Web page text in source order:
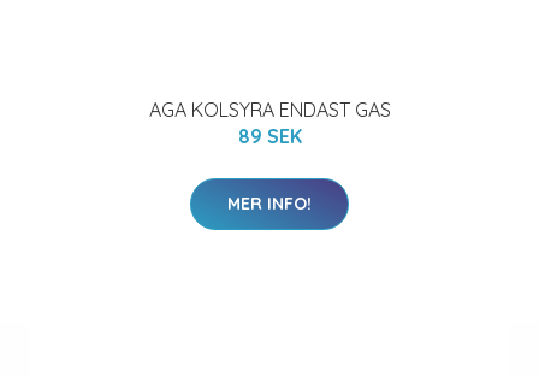
AGA KOLSYRA ENDAST GAS
89 SEK
MER INFO!